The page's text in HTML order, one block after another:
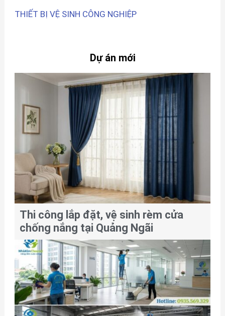
THIẾT BỊ VỆ SINH CÔNG NGHIỆP
Dự án mới
Thi công lắp đặt, vệ sinh rèm cửa
chống nắng tại Quảng Ngãi